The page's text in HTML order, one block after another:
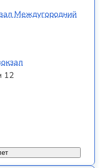
Междугородний
12